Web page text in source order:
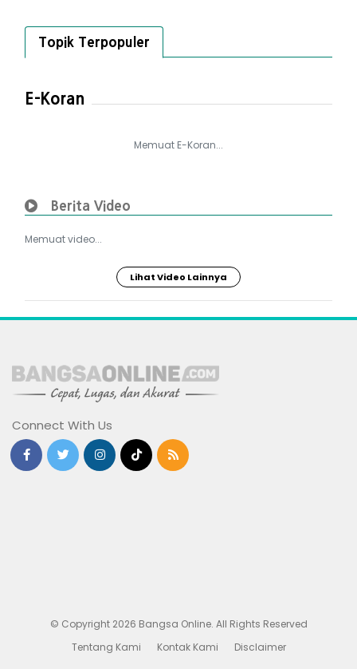
Topik Terpopuler
E-Koran
Memuat E-Koran...
Berita Video
Memuat video...
Lihat Video Lainnya
Connect With Us
© Copyright 2026 Bangsa Online. All Rights Reserved
Tentang Kami
Kontak Kami Disclaimer